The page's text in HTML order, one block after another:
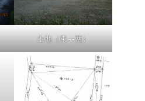
土地（東→西）